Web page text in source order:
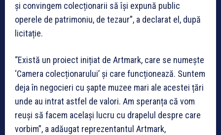
și convingem colecționarii să își expună public
operele de patrimoniu, de tezaur”, a declarat el, după
licitație.
“Există un proiect inițiat de Artmark, care se numește
‘Camera colecționarului’ și care funcționează. Suntem
deja în negocieri cu șapte muzee mari ale acestei țări
unde au intrat astfel de valori. Am speranța că vom
reuși să facem același lucru cu drapelul despre care
vorbim”, a adăugat reprezentantul Artmark,